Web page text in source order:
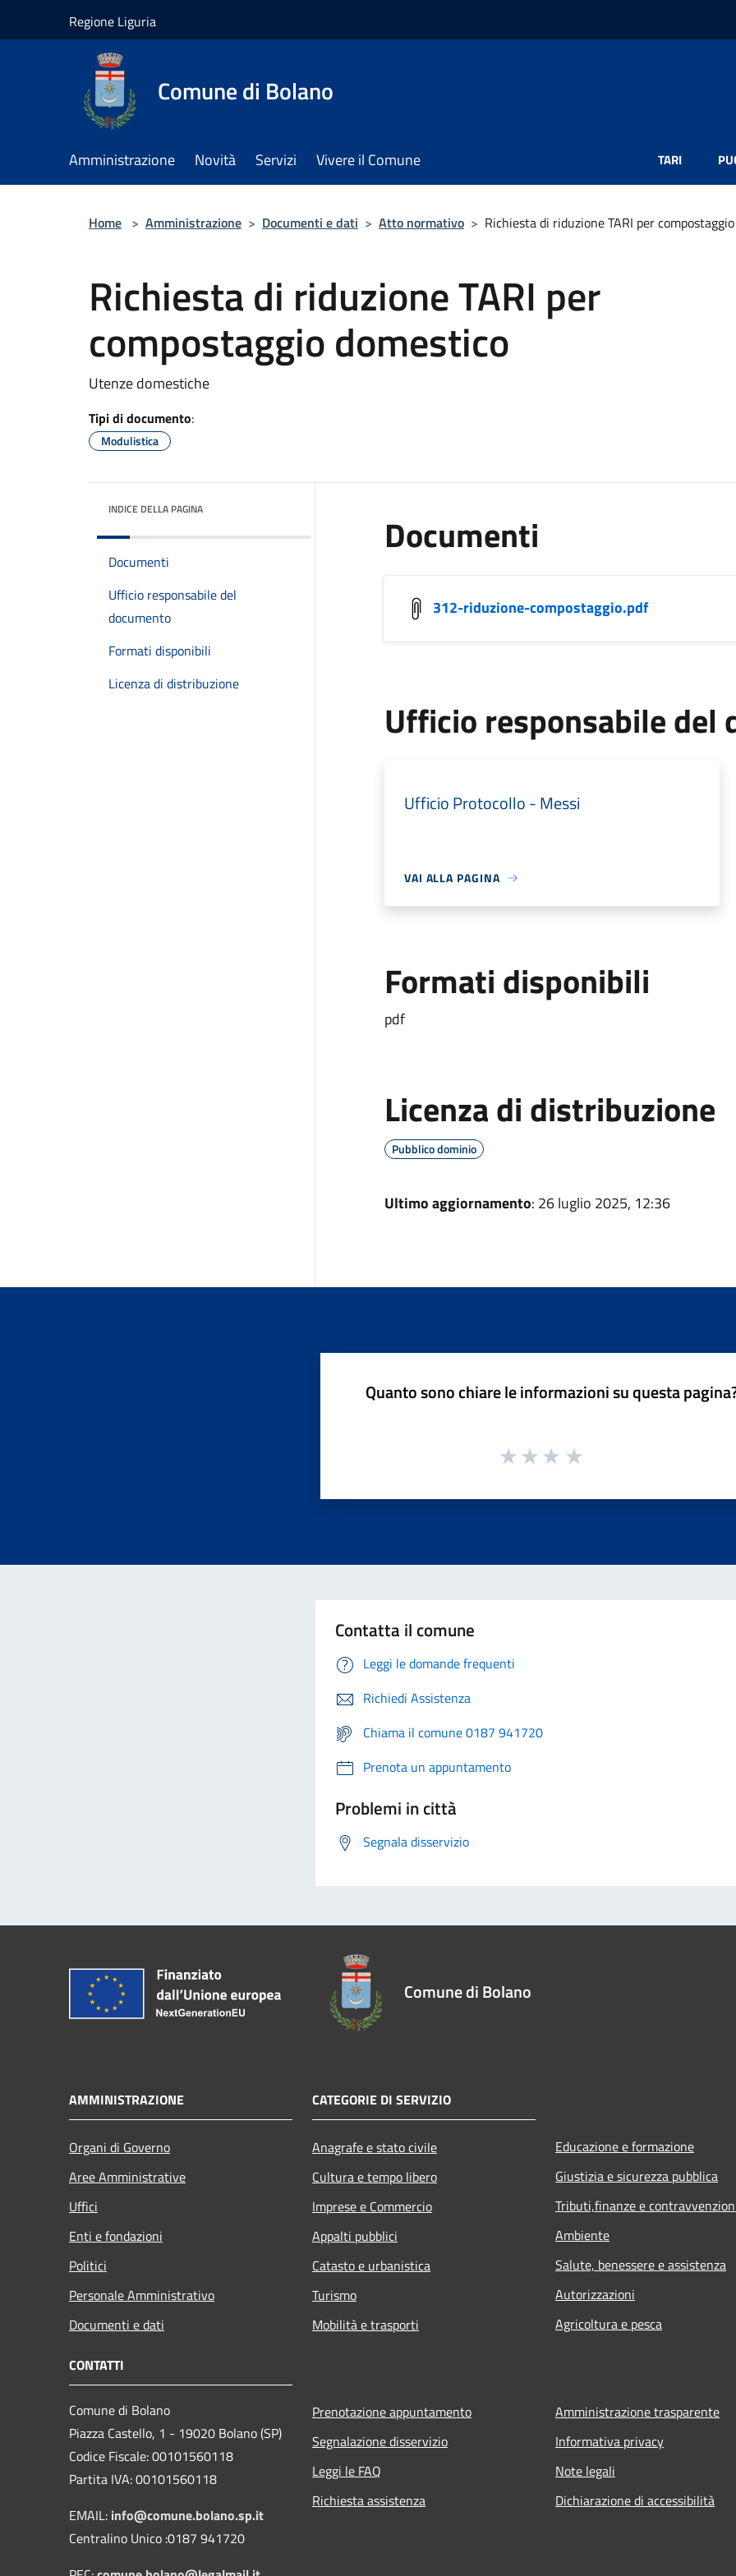
Regione Liguria
Comune di Bolano
Amministrazione Novità Servizi Vivere il Comune TARI
Home > Amministrazione > Documenti e dati > Atto normativo > Richiesta di riduzione TARI per
Richiesta di riduzione TARI per
compostaggio domestico
Utenze domestiche
Tipi di documento:
Modulistica
INDICE DELLA PAGINA
Documenti
Ufficio responsabile del
documento
Formati disponibili
Licenza di distribuzione
Documenti
312-riduzione-compostaggio.pdf
Ufficio responsabile del
Ufficio Protocollo - Messi
VAI ALLA PAGINA
Formati disponibili
pdf
Licenza di distribuzione
Pubblico dominio
Ultimo aggiornamento: 26 luglio 2025, 12:36
Quanto sono chiare le informazioni su questa
Contatta il comune
Leggi le domande frequenti
Richiedi Assistenza
Chiama il comune 0187 941720
Prenota un appuntamento
Problemi in città
Segnala disservizio
Comune di Bolano
AMMINISTRAZIONE
Organi di Governo
Aree Amministrative
Uffici
Enti e fondazioni
Politici
Personale Amministrativo
Documenti e dati
CATEGORIE DI SERVIZIO
Anagrafe e stato civile
Cultura e tempo libero
Imprese e Commercio
Appalti pubblici
Catasto e urbanistica
Turismo
Mobilità e trasporti
Educazione e formazione
Giustizia e sicurezza pubblica
Tributi,finanze e
Ambiente
Salute, benessere e assistenza
Autorizzazioni
Agricoltura e pesca
CONTATTI
Comune di Bolano
Piazza Castello, 1 - 19020 Bolano (SP)
Codice Fiscale: 00101560118
Partita IVA: 00101560118
EMAIL: info@comune.bolano.sp.it
Centralino Unico :0187 941720
Prenotazione appuntamento
Segnalazione disservizio
Leggi le FAQ
Richiesta assistenza
Amministrazione trasparente
Informativa privacy
Note legali
Dichiarazione di accessibilità